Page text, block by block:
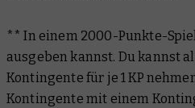
** In einem 2000-Punkte-
ausgeben kannst. Du kannst
Kontingente für je 1 KP
Kontingente mit einem